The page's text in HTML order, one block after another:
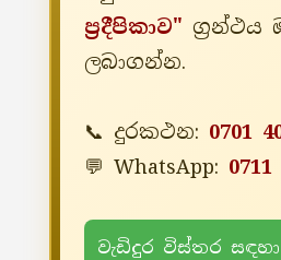
ප්‍රදීපිකාව" ග්‍රන්ථය
ලබාගන්න.
📞 දුරකථන: 0701
💬 WhatsApp:
වැඩිදුර විස්තර සඳහා